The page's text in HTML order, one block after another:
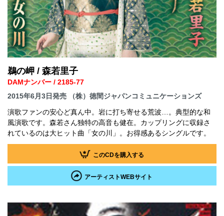
鵜の岬 / 森若里子
DAMナンバー / 2185-77
2015年6月3日発売 （株）徳間ジャパンコミュニケーションズ
演歌ファンの安心ど真ん中。岩に打ち寄せる荒波…。典型的な和
風演歌です。森若さん独特の高音も健在。カップリングに収録さ
れているのは大ヒット曲「女の川」。お得感あるシングルです。
このCDを購入する
アーティストWEBサイト